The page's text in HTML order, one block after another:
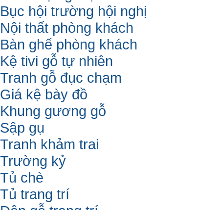
Bục hội trường hội nghị
Nội thất phòng khách
Bàn ghế phòng khách
Kệ tivi gỗ tự nhiên
Tranh gỗ đục chạm
Giá kệ bày đồ
Khung gương gỗ
Sập gụ
Tranh khảm trai
Trường kỷ
Tủ chè
Tủ trang trí